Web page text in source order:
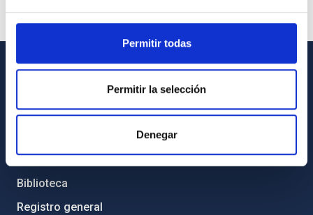
Permitir todas
Permitir la selección
Denegar
INFORMACIÓN GENERAL
Contacto
Directorio de personal
Biblioteca
Registro general